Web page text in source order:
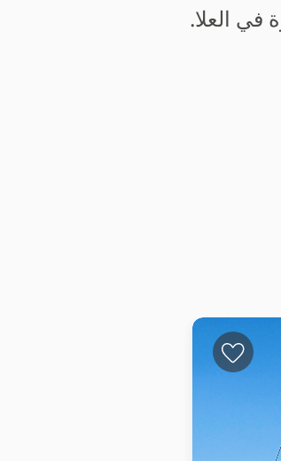
في العلا.